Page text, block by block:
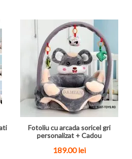
Fotoliu cu arcada soricel gri
personalizat + Cadou
189.00lei